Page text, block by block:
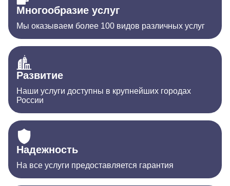
Многообразие услуг
Мы оказываем более 100 видов различных услуг
Развитие
Наши услуги доступны в крупнейших городах
России
Надежность
На все услуги предоставляется гарантия